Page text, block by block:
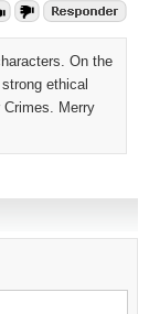
On the
ethical
Merry